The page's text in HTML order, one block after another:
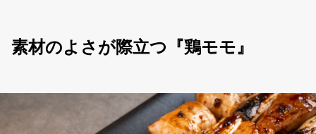
素材のよさが際立つ『鶏モモ』